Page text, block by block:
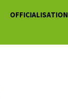
OFFICIALISATION